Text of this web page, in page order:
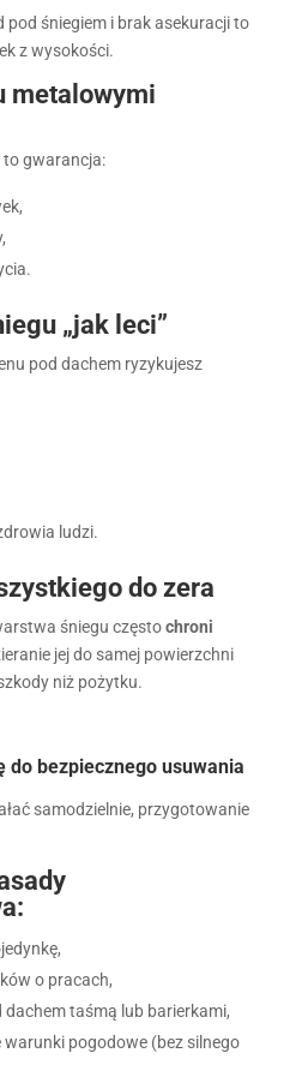
pod śniegiem i brak asekuracji to
z wysokości.
metalowymi
to gwarancja:
„jak leci”
pod dachem ryzykujesz
ludzi.
do zera
śniegu częstochroni
jej do samej powierzchni
niż pożytku.
do bezpiecznego usuwania
samodzielnie, przygotowanie
o pracach,
dachem taśmą lub barierkami,
pogodowe (bez silnego